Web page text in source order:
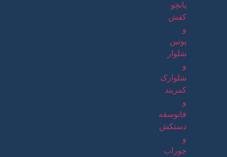
پانچو
کفش
و
پوتین
شلوار
و
شلوارک
کمربند
و
فانوسقه
دستکش
و
جوراب